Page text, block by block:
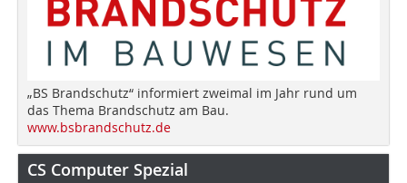
„BS Brandschutz“ informiert zweimal im Jahr rund um
das Thema Brandschutz am Bau.
www.bsbrandschutz.de
CS Computer Spezial